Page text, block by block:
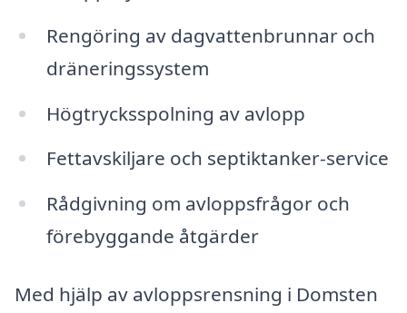
Rengöring av dagvattenbrunnar och
dräneringssystem
Högtrycksspolning av avlopp
Fettavskiljare och septiktanker-service
Rådgivning om avloppsfrågor och
förebyggande åtgärder
Med hjälp av avloppsrensning i Domsten